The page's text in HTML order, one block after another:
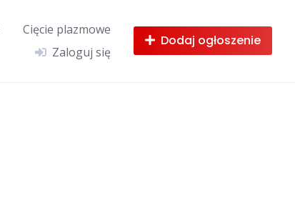
Cięcie plazmowe
Zaloguj się
Dodaj ogłoszenie